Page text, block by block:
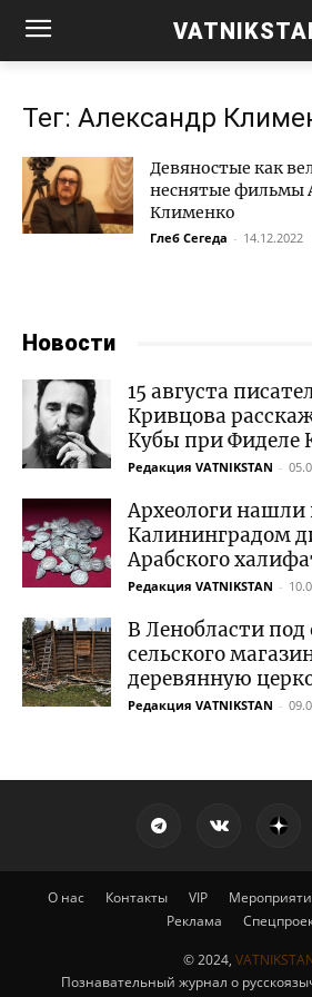
Тег: Александр
Девяностые как
неснятые фильмы
Клименко
Глеб Сегеда - 14.12.2022
Новости
15 августа
Кривцова
Кубы при Фиделе
Редакция VATNIKSTAN -
Археологи нашли
Калининградом
Арабского
Редакция VATNIKSTAN -
В Ленобласти
сельского
деревянную
Редакция VATNIKSTAN -
О нас Контакты VIP
Реклама
© 2024,
Познавательный журнал о